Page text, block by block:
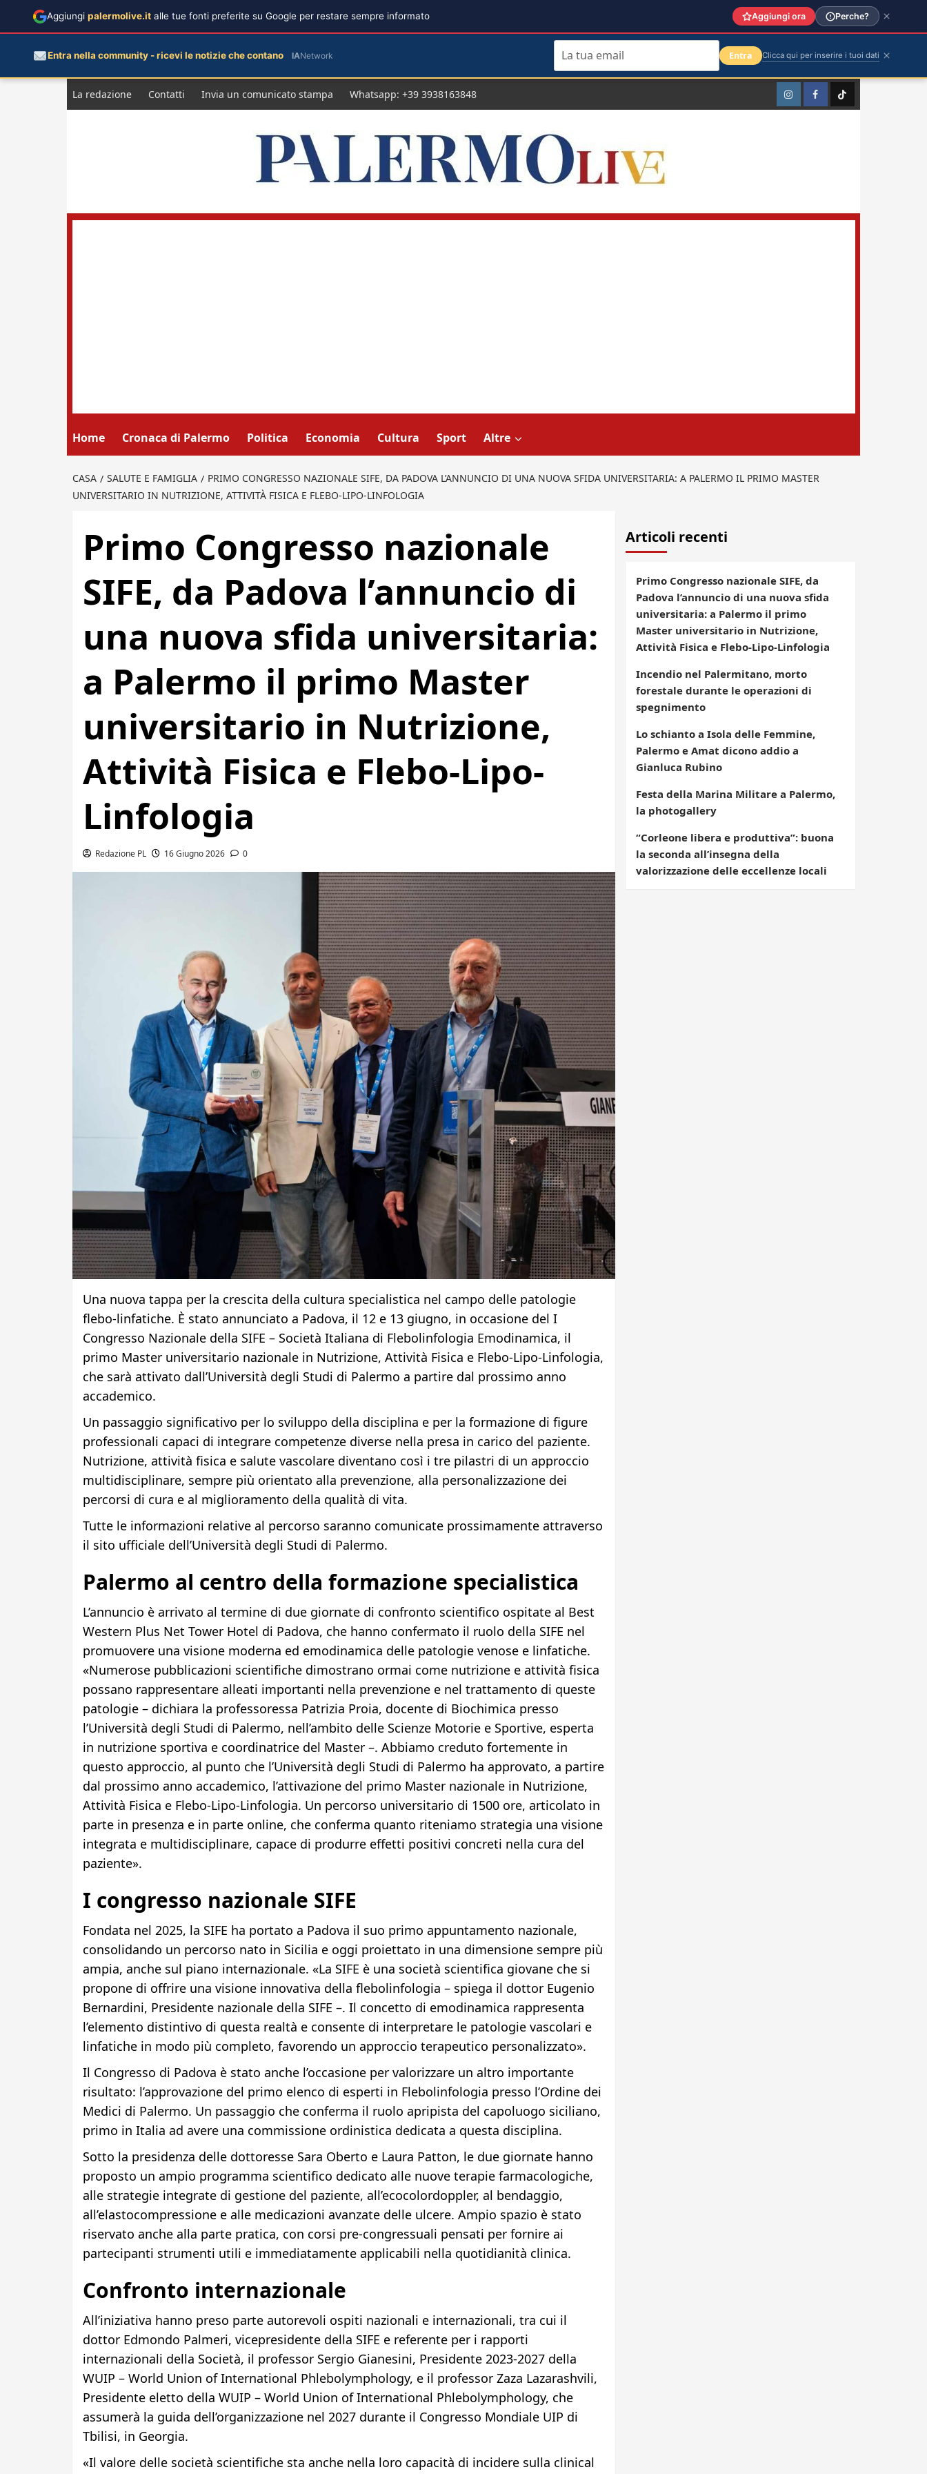
La redazione Contatti Invia un comunicato stampa Whatsapp: +39 3938163848 InstagramFacebookTikTok
Home Cronaca di Palermo Politica Economia Cultura Sport Altre
CASA SALUTE E FAMIGLIA
PRIMO CONGRESSO NAZIONALE SIFE, DA PADOVA L’ANNUNCIO DI UNA NUOVA SFIDA UNIVERSITARIA: A PALERMO IL PRIMO MASTER
UNIVERSITARIO IN NUTRIZIONE, ATTIVITÀ FISICA E FLEBO-LIPO-LINFOLOGIA
Primo Congresso nazionale
SIFE, da Padova l’annuncio di
una nuova sfida universitaria:
a Palermo il primo Master
universitario in Nutrizione,
Attività Fisica e Flebo-Lipo-
Linfologia
Redazione PL 16 Giugno 2026 0
Una nuova tappa per la crescita della cultura specialistica nel campo delle patologie
flebo-linfatiche. È stato annunciato a Padova, il 12 e 13 giugno, in occasione del I
Congresso Nazionale della SIFE – Società Italiana di Flebolinfologia Emodinamica, il
primo Master universitario nazionale in Nutrizione, Attività Fisica e Flebo-Lipo-Linfologia,
che sarà attivato dall’Università degli Studi di Palermo a partire dal prossimo anno
accademico.
Un passaggio significativo per lo sviluppo della disciplina e per la formazione di figure
professionali capaci di integrare competenze diverse nella presa in carico del paziente.
Nutrizione, attività fisica e salute vascolare diventano così i tre pilastri di un approccio
multidisciplinare, sempre più orientato alla prevenzione, alla personalizzazione dei
percorsi di cura e al miglioramento della qualità di vita.
Tutte le informazioni relative al percorso saranno comunicate prossimamente attraverso
il sito ufficiale dell’Università degli Studi di Palermo.
Palermo al centro della formazione specialistica
L’annuncio è arrivato al termine di due giornate di confronto scientifico ospitate al Best
Western Plus Net Tower Hotel di Padova, che hanno confermato il ruolo della SIFE nel
promuovere una visione moderna ed emodinamica delle patologie venose e linfatiche.
«Numerose pubblicazioni scientifiche dimostrano ormai come nutrizione e attività fisica
possano rappresentare alleati importanti nella prevenzione e nel trattamento di queste
patologie – dichiara la professoressa Patrizia Proia, docente di Biochimica presso
l’Università degli Studi di Palermo, nell’ambito delle Scienze Motorie e Sportive, esperta
in nutrizione sportiva e coordinatrice del Master –. Abbiamo creduto fortemente in
questo approccio, al punto che l’Università degli Studi di Palermo ha approvato, a partire
dal prossimo anno accademico, l’attivazione del primo Master nazionale in Nutrizione,
Attività Fisica e Flebo-Lipo-Linfologia. Un percorso universitario di 1500 ore, articolato in
parte in presenza e in parte online, che conferma quanto riteniamo strategia una visione
integrata e multidisciplinare, capace di produrre effetti positivi concreti nella cura del
paziente».
I congresso nazionale SIFE
Fondata nel 2025, la SIFE ha portato a Padova il suo primo appuntamento nazionale,
consolidando un percorso nato in Sicilia e oggi proiettato in una dimensione sempre più
ampia, anche sul piano internazionale. «La SIFE è una società scientifica giovane che si
propone di offrire una visione innovativa della flebolinfologia – spiega il dottor Eugenio
Bernardini, Presidente nazionale della SIFE –. Il concetto di emodinamica rappresenta
l’elemento distintivo di questa realtà e consente di interpretare le patologie vascolari e
linfatiche in modo più completo, favorendo un approccio terapeutico personalizzato».
Il Congresso di Padova è stato anche l’occasione per valorizzare un altro importante
risultato: l’approvazione del primo elenco di esperti in Flebolinfologia presso l’Ordine dei
Medici di Palermo. Un passaggio che conferma il ruolo apripista del capoluogo siciliano,
primo in Italia ad avere una commissione ordinistica dedicata a questa disciplina.
Sotto la presidenza delle dottoresse Sara Oberto e Laura Patton, le due giornate hanno
proposto un ampio programma scientifico dedicato alle nuove terapie farmacologiche,
alle strategie integrate di gestione del paziente, all’ecocolordoppler, al bendaggio,
all’elastocompressione e alle medicazioni avanzate delle ulcere. Ampio spazio è stato
riservato anche alla parte pratica, con corsi pre-congressuali pensati per fornire ai
partecipanti strumenti utili e immediatamente applicabili nella quotidianità clinica.
Confronto internazionale
All’iniziativa hanno preso parte autorevoli ospiti nazionali e internazionali, tra cui il
dottor Edmondo Palmeri, vicepresidente della SIFE e referente per i rapporti
internazionali della Società, il professor Sergio Gianesini, Presidente 2023-2027 della
WUIP – World Union of International Phlebolymphology, e il professor Zaza Lazarashvili,
Presidente eletto della WUIP – World Union of International Phlebolymphology, che
assumerà la guida dell’organizzazione nel 2027 durante il Congresso Mondiale UIP di
Tbilisi, in Georgia.
«Il valore delle società scientifiche sta anche nella loro capacità di incidere sulla clinical
Articoli recenti
Primo Congresso nazionale SIFE, da
Padova l’annuncio di una nuova sfida
universitaria: a Palermo il primo
Master universitario in Nutrizione,
Attività Fisica e Flebo-Lipo-Linfologia
Incendio nel Palermitano, morto
forestale durante le operazioni di
spegnimento
Lo schianto a Isola delle Femmine,
Palermo e Amat dicono addio a
Gianluca Rubino
Festa della Marina Militare a Palermo,
la photogallery
“Corleone libera e produttiva”: buona
la seconda all’insegna della
valorizzazione delle eccellenze locali
Aggiungi palermolive.it alle tue fonti preferite su Google per restare sempre informato Aggiungi ora Perche?
Entra nella community - ricevi le notizie che contano IANetwork Entra Clicca qui per inserire i tuoi dati